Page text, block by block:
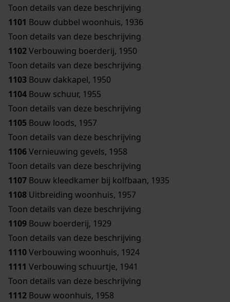
Toon details van deze beschrijving
1101 Bouw dubbel woonhuis, 1936
Toon details van deze beschrijving
1102Verbouwing boerderij, 1950
Toon details van deze beschrijving
1103 Bouw dakkapel, 1950
1104 Bouw schuur, 1955
Toon details van deze beschrijving
1105 Bouw loods, 1957
Toon details van deze beschrijving
1106Vernieuwing gevels, 1958
Toon details van deze beschrijving
1107 Bouw kleedkamer bij kolfbaan, 1935
1108 Uitbreiding woonhuis, 1957
Toon details van deze beschrijving
1109 Bouw boerderij, 1929
Toon details van deze beschrijving
1110Verbouwing woonhuis, 1924
1111 Verbouwing schuurtje, 1941
Toon details van deze beschrijving
1112 Bouw woonhuis, 1958